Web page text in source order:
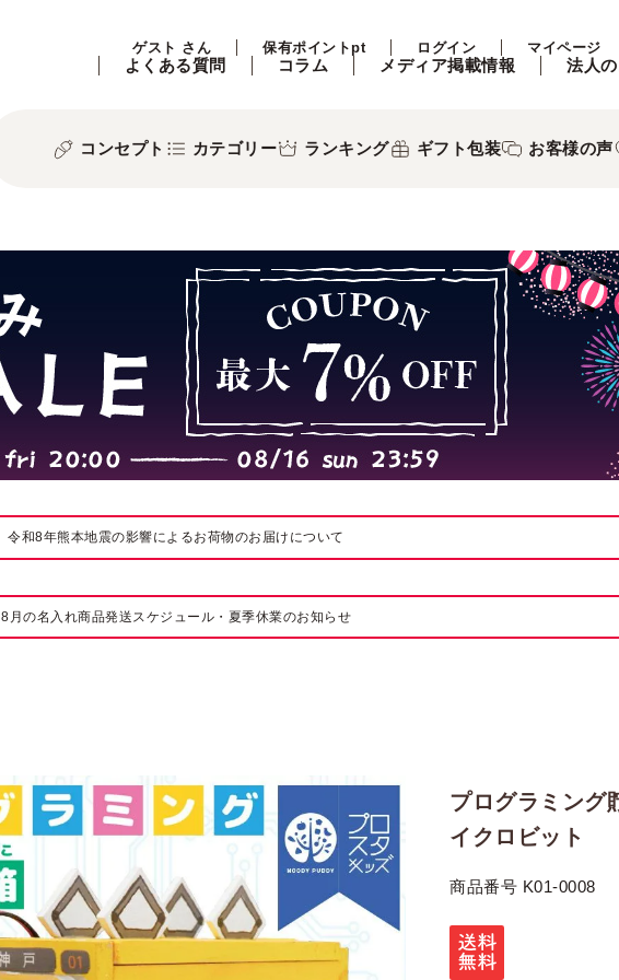
ゲスト さん 保有ポイントpt ログイン マイページ
よくある質問 コラム メディア掲載情報 法人
コンセプト カテゴリー ランキング ギフト包装 お客様の声
令和8年熊本地震の影響によるお荷物のお届けについて
8月の名入れ商品発送スケジュール・夏季休業のお知らせ
プログラミン
イクロビット
商品番号 K01-0008